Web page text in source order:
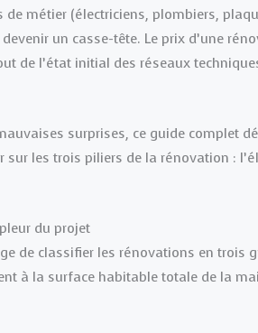
de métier (électriciens, plombiers,
un casse-tête. Le prix d’une
de l’état initial des réseaux
surprises, ce guide complet
les trois piliers de la rénovation :
du projet
de classifier les rénovations en trois
à la surface habitable totale de la